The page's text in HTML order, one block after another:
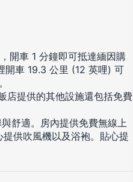
開車 1 分鐘即可抵達緬因購
開車 19.3 公里 (12 英哩) 可
店提供的其他設施還包括免費
舒適。房內提供免費無線上
供吹風機以及浴袍。貼心提